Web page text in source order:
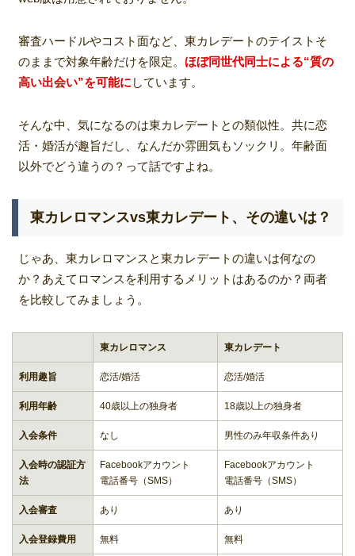
審査ハードルやコスト面など、東カレデートのテイストそ
のままで対象年齢だけを限定。 ほぼ同世代同士による“質の
高い出会い”を可能に しています。
そんな中、気になるのは東カレデートとの類似性。共に恋
活・婚活が趣旨だし、なんだか雰囲気もソックリ。年齢面
以外でどう違うの？って話ですよね。
東カレロマンスvs東カレデート、その違いは？
じゃあ、東カレロマンスと東カレデートの違いは何なの
か？あえてロマンスを利用するメリットはあるのか？両者
を比較してみましょう。
東カレロマンス 東カレデート
利用趣旨 恋活/婚活 恋活/婚活
利用年齢 40歳以上の独身者 18歳以上の独身者
入会条件 なし 男性のみ年収条件あり
入会時の認証方
法
Facebookアカウント
電話番号（SMS）
Facebookアカウント
電話番号（SMS）
入会審査 あり あり
入会登録費用 無料 無料